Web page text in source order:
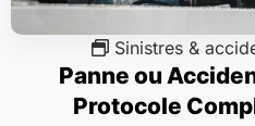
Sinistres &
Panne ou
Protocole